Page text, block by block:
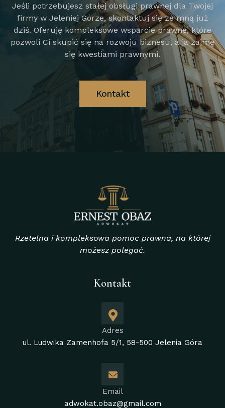
Jeśli potrzebujesz stałej obsługi prawnej dla Twojej
firmy w Jeleniej Górze, skontaktuj się ze mną już
dziś. Oferuję kompleksowe wsparcie prawne, które
pozwoli Ci skupić się na rozwoju biznesu, a ja zajmę
się kwestiami prawnymi.
Kontakt
Rzetelna i kompleksowa pomoc prawna, na której
możesz polegać.
Kontakt
Adres
ul. Ludwika Zamenhofa 5/1, 58-500 Jelenia Góra
Email
adwokat.obaz@gmail.com